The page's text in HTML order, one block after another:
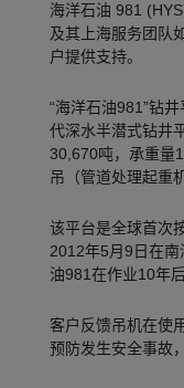
海洋石油 981
及其上海服务团队
户提供支持。
“海洋石油981”钻
代深水半潜式钻井
30,670吨，承重量
吊（管道处理起重
该平台是全球首次
2012年5月9日在南
油981在作业10年
客户反馈吊机在使
预防发生安全事故